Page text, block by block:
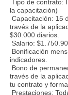
Tipo de contrato:
la capacitación)
Capacitación: 15
través de la
$30.000 diarios.
Salario:
Bonificación
indicadores.
Bono de
través de la
tu contrato y
Prestaciones: